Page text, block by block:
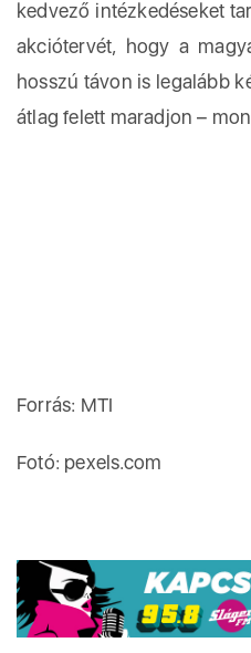
kedvező intézkedéseket
akciótervét, hogy a
hosszú távon is legalább
átlag felett maradjon –
Forrás: MTI
Fotó: pexels.com